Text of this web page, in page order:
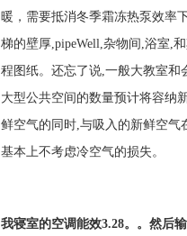
暖，需要抵消冬季霜冻热泵效率
梯的壁厚,pipeWell,杂物间,浴室,
程图纸。还忘了说,一般大教室和
大型公共空间的数量预计将容纳
鲜空气的同时,与吸入的新鲜空气
基本上不考虑冷空气的损失。
我寝室的空调能效3.28。。然后